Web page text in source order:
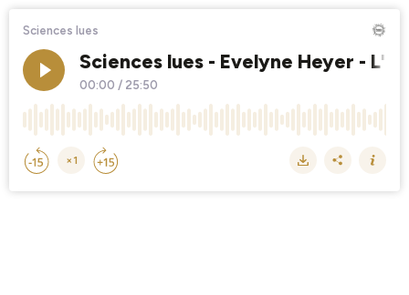
Sciences lues
Sciences lues - Evelyne Heyer -
00:00 / 25:50
×1